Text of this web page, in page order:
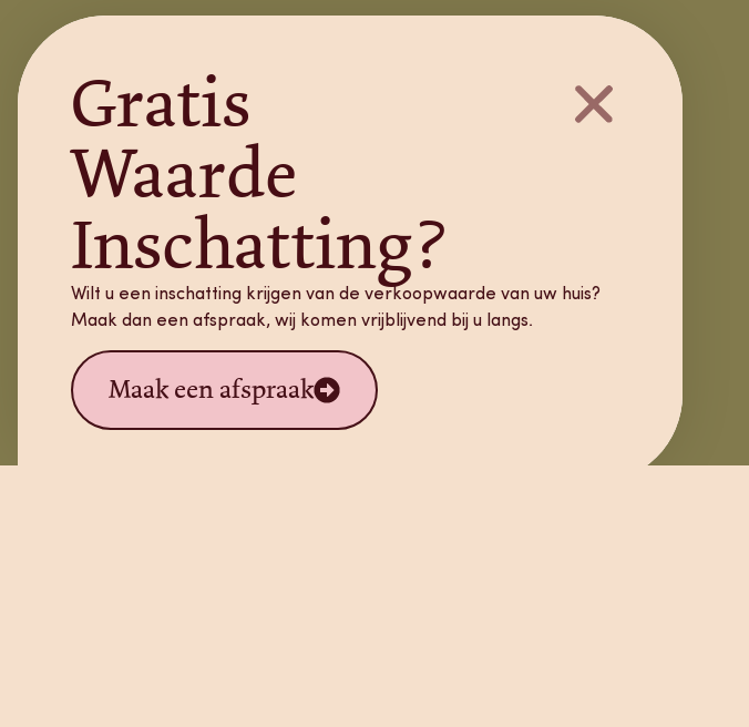
Gratis
Waarde
Inschatting?
Wilt u een inschatting krijgen van de verkoopwaarde van uw huis?
Maak dan een afspraak, wij komen vrijblijvend bij u langs.
Maak een afspraak